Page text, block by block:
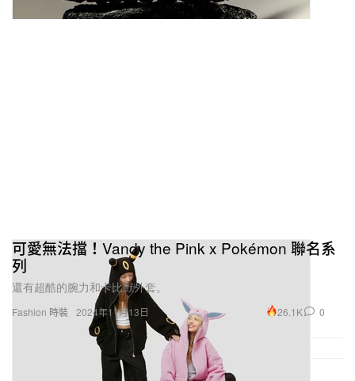
Fashion 時裝
可愛無法擋！Vandy the Pink x Pokémon 聯名系
列
還有超酷的腕力和卡比獸外套。
2024年11月13日 26.1K 0